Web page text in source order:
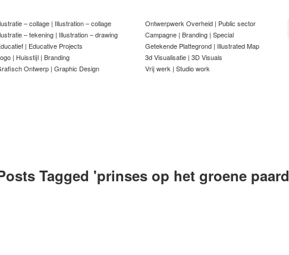
– collage | Illustration – collage
– tekening | Illustration – drawing
| Educative Projects
| Huisstijl | Branding
Ontwerp | Graphic Design
Ontwerpwerk Overheid | Public sector
Campagne | Branding | Special
Getekende Plattegrond | Illustrated Map
3d Visualisatie | 3D Visuals
Vrij werk | Studio work
Tagged 'prinses op het groene paard